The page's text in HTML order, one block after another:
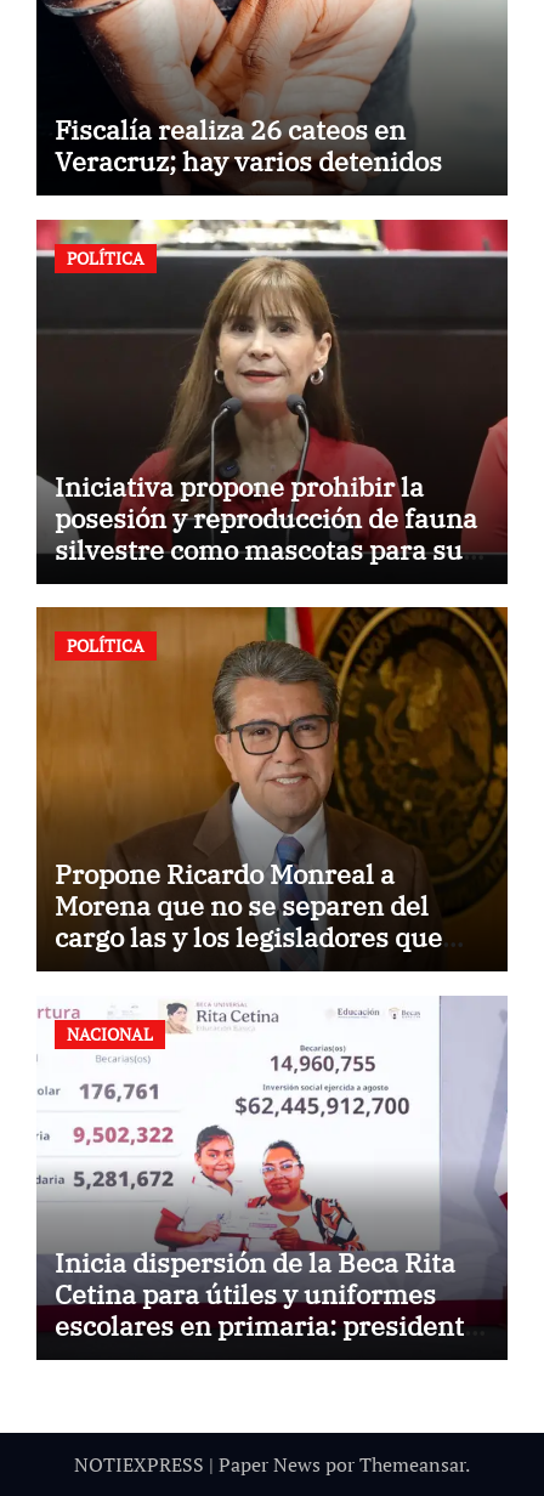
Fiscalía realiza 26 cateos en
Veracruz; hay varios detenidos
POLÍTICA
Iniciativa propone prohibir la
posesión y reproducción de fauna
silvestre como mascotas para su
comercialización
POLÍTICA
Propone Ricardo Monreal a
Morena que no se separen del
cargo las y los legisladores que
quieren reelegirse
NACIONAL
Inicia dispersión de la Beca Rita
Cetina para útiles y uniformes
escolares en primaria: presidenta
Claudia Sheinbaum
NOTIEXPRESS | Paper News porThemeansar.